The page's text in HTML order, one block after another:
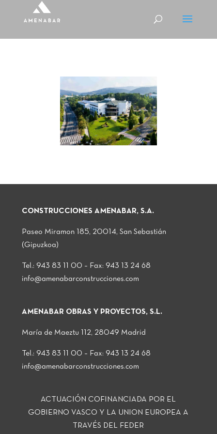
CONSTRUCCIONES AMENABAR, S.A.
Paseo Miramon 185, 20014, San Sebastián
(Gipuzkoa)
Tel.: 943 83 11 00 – Fax: 943 13 24 68
info@amenabarconstrucciones.com
AMENABAR OBRAS Y PROYECTOS, S.L.
María de Maeztu 112, 28049 Madrid
Tel.: 943 83 11 00 – Fax: 943 13 24 68
info@amenabarconstrucciones.com
ACTUACIÓN COFINANCIADA POR EL
GOBIERNO VASCO Y LA UNION EUROPEA A
TRAVÉS DEL FEDER